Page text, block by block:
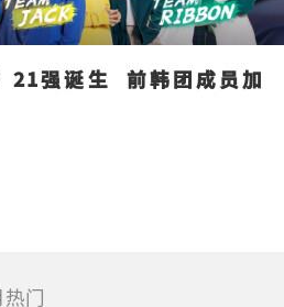
21强诞生  前韩团成员加
门